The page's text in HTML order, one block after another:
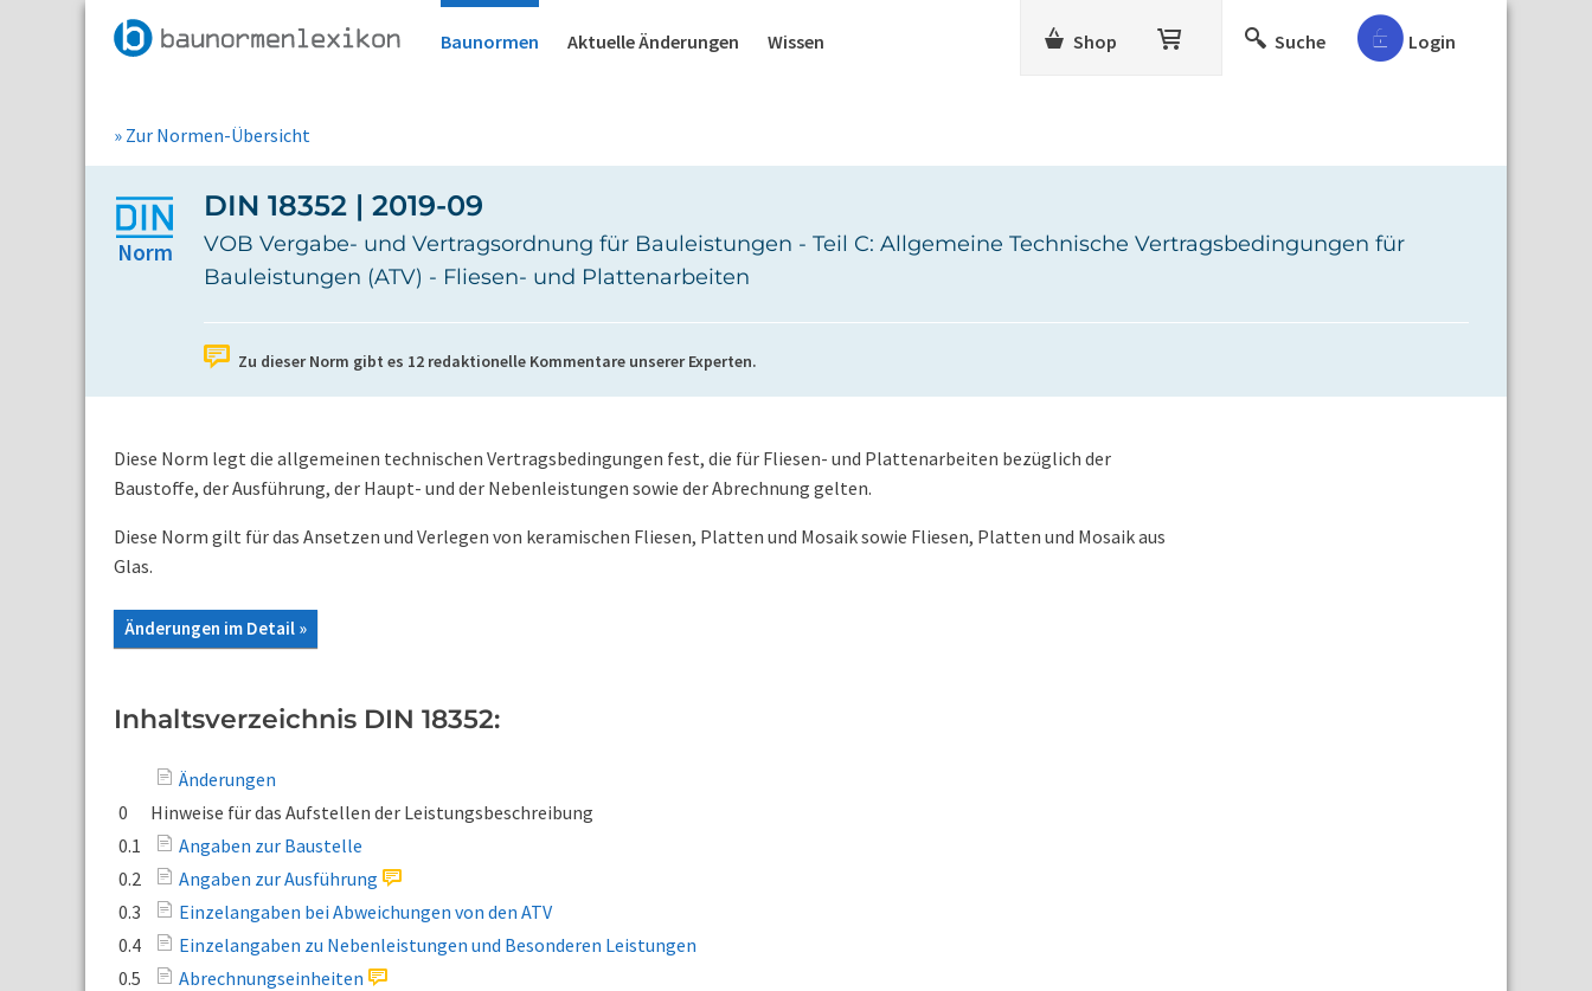
Baunormen Aktuelle Änderungen Wissen Shop Suche Login
» Zur Normen-Übersicht
Norm
DIN 18352 | 2019-09
VOB Vergabe- und Vertragsordnung für Bauleistungen - Teil C: Allgemeine Technische Vertragsbedingungen für
Bauleistungen (ATV) - Fliesen- und Plattenarbeiten
Zu dieser Norm gibt es 12 redaktionelle Kommentare unserer Experten.
Diese Norm legt die allgemeinen technischen Vertragsbedingungen fest, die für Fliesen- und Plattenarbeiten bezüglich der
Baustoffe, der Ausführung, der Haupt- und der Nebenleistungen sowie der Abrechnung gelten.
Diese Norm gilt für das Ansetzen und Verlegen von keramischen Fliesen, Platten und Mosaik sowie Fliesen, Platten und Mosaik aus
Glas.
Änderungen im Detail »
Inhaltsverzeichnis DIN 18352:
Änderungen
0
Hinweise für das Aufstellen der Leistungsbeschreibung
0.1
Angaben zur Baustelle
0.2
Angaben zur Ausführung
0.3
Einzelangaben bei Abweichungen von den ATV
0.4
Einzelangaben zu Nebenleistungen und Besonderen Leistungen
0.5
Abrechnungseinheiten